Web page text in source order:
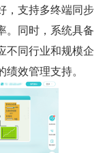
，支持多终端同步
。同时，系统具备
不同行业和规模企
效管理支持。